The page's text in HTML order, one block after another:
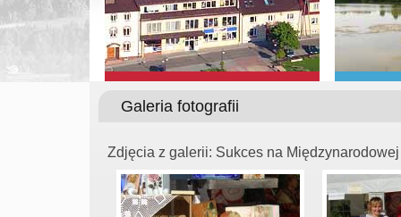
Galeria fotografii
Zdjęcia z galerii: Sukces na